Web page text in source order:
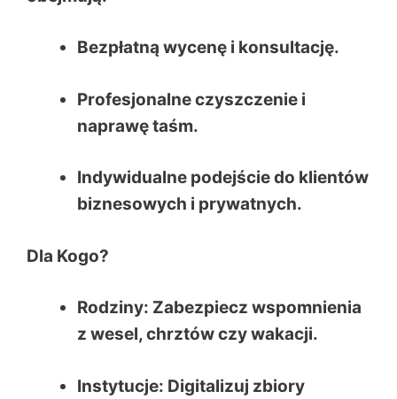
Bezpłatną wycenę i konsultację.
Profesjonalne czyszczenie i
naprawę taśm.
Indywidualne podejście do klientów
biznesowych i prywatnych.
Dla Kogo?
Rodziny: Zabezpiecz wspomnienia
z wesel, chrztów czy wakacji.
Instytucje: Digitalizuj zbiory